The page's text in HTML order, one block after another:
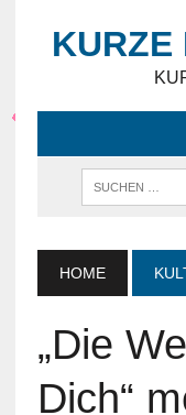
KURZE
HOME
„Die
Dich“